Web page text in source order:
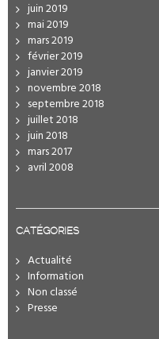
juin 2019
mai 2019
mars 2019
février 2019
janvier 2019
novembre 2018
septembre 2018
juillet 2018
juin 2018
mars 2017
avril 2008
CATÉGORIES
Actualité
Information
Non classé
Presse